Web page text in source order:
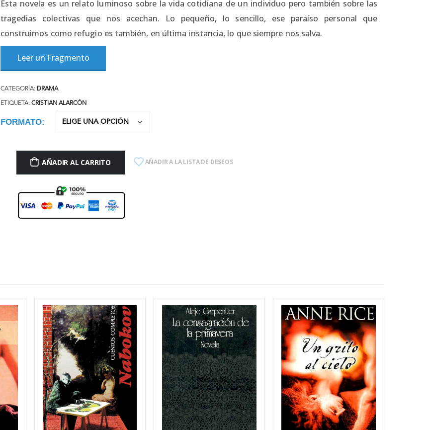
Esta novela es un relato luminoso sobre la vida cotidiana de un individuo pero también sobre las
tragedias colectivas que nos acechan. Lo pequeño, lo sencillo, ese paraíso personal que
construimos como refugio es también, en última instancia, lo que siempre nos salva.
Leer un Fragmento
CATEGORÍA: DRAMA
ETIQUETA: CRISTIAN ALARCÓN
FORMATO
AÑADIR AL CARRITO AÑADIR A LA LISTA DE DESEOS